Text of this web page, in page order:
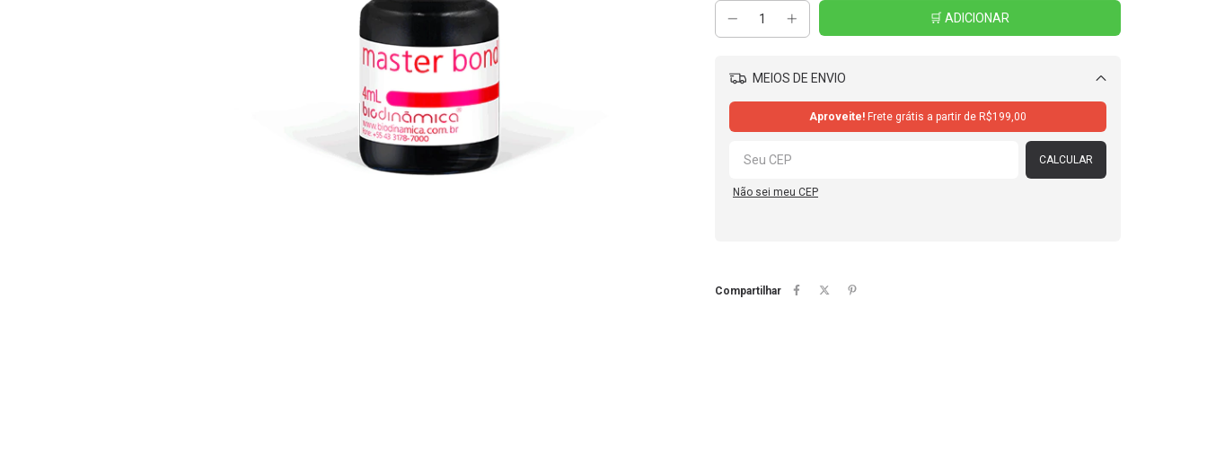
MEIOS DE ENVIO
Aproveite! Frete grátis a partir de R$199,00
CALCULAR
Não sei meu CEP
Compartilhar